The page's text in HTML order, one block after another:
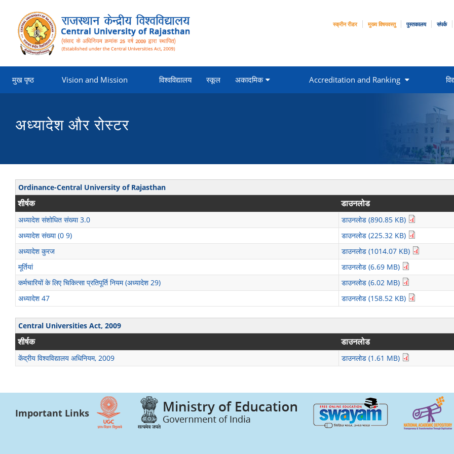
स्क्रीन रीडर मुख्य विषयवस्तु पुस्तकालय संपर्क
मुख पृष्‍ठ Vision and Mission विश्वविद्यालय स्कूल अकादमिक Accreditation and Ranking
अध्यादेश और रोस्टर
Ordinance-Central University of Rajasthan
शीर्षक डाउनलोड
अध्यादेश संशोधित संख्या 3.0
डाउनलोड (890.85 KB)
अध्यादेश संख्या (0 9)
डाउनलोड (225.32 KB)
अध्यादेश कुरज
डाउनलोड (1014.07 KB)
मूर्तियां
डाउनलोड (6.69 MB)
कर्मचारियों के लिए चिकित्सा प्रतिपूर्ति नियम (अध्यादेश 29)
डाउनलोड (6.02 MB)
अध्यादेश 47
डाउनलोड (158.52 KB)
Central Universities Act, 2009
शीर्षक डाउनलोड
केंद्रीय विश्वविद्यालय अधिनियम, 2009 डाउनलोड (1.61 MB)
Important Links